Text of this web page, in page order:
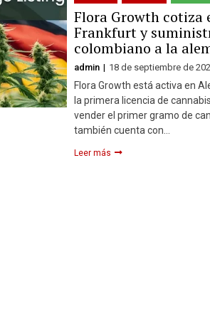
Flora Growth cotiza
Frankfurt y
colombiano a la
admin 18 de septiembre de
Flora Growth está activa en
la primera licencia de
vender el primer gramo de
también cuenta con…
Leer más